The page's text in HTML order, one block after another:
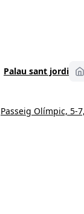
Palau sant jordi
Passeig Olímpic, 5-